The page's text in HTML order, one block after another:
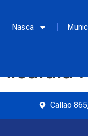
Nasca
Callao